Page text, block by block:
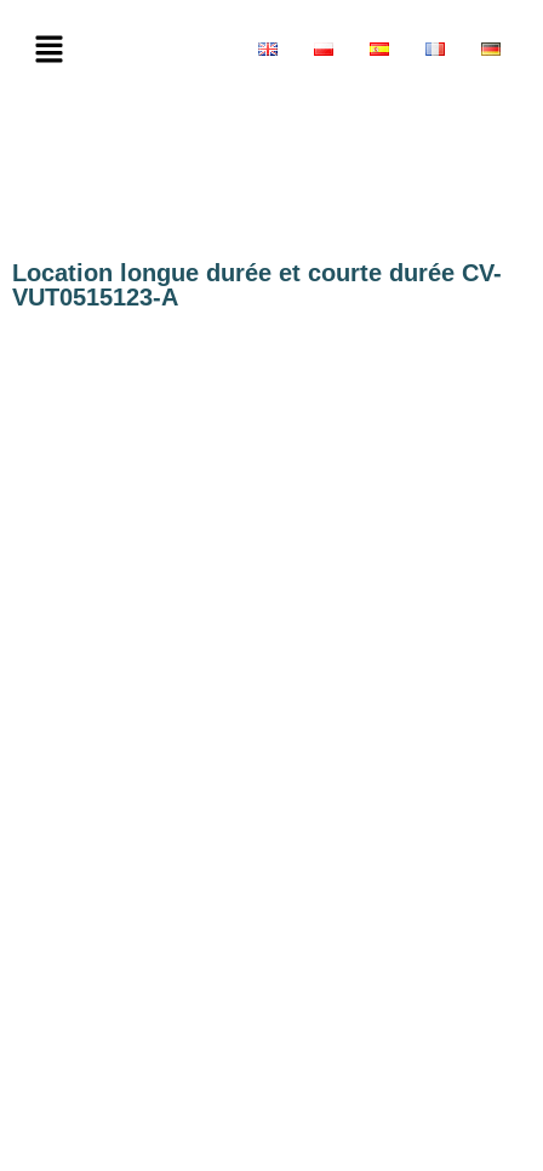
Location longue durée et courte durée CV-
VUT0515123-A